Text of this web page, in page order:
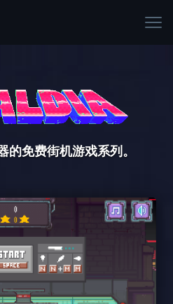
免费街机游戏系列。